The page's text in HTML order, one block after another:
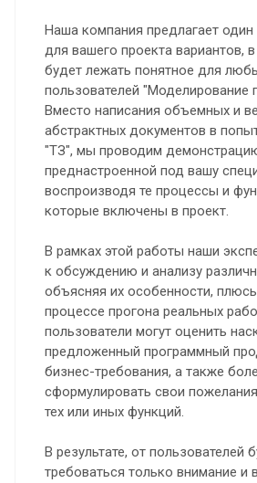
Наша компания предлагает
для вашего проекта вариантов,
будет лежать понятное для
пользователей "Моделирование
Вместо написания объемных и
абстрактных документов в
"ТЗ", мы проводим
преднастроенной под вашу
воспроизводя те процессы и
которые включены в проект.
В рамках этой работы наши
к обсуждению и анализу
объясняя их особенности,
процессе прогона реальных
пользователи могут оценить
предложенный программный
бизнес-требования, а также
сформулировать свои
тех или иных функций.
В результате, от пользователей
требоваться только внимание и